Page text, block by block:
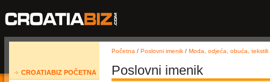
CROATIABIZ POČETNA
Početna / Poslovni imenik / Moda, odjeća, obuća, tekstili
Poslovni imenik